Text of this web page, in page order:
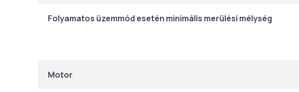
Folyamatos üzemmód esetén minimális merülési mélység
Motor